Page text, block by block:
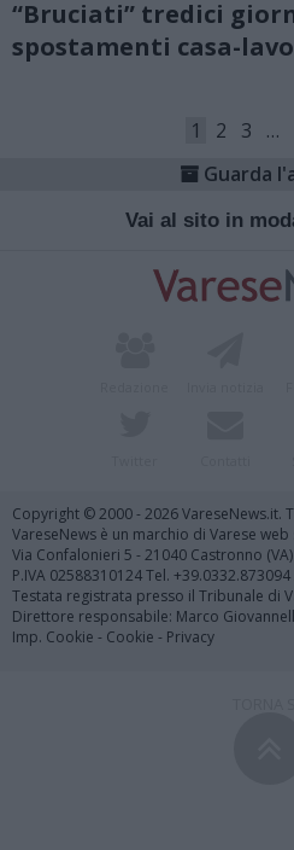
“Bruciati” tredici
spostamenti casa-
1 2 3 …
Guarda
Vai al sito in
Copyright © 2000 - 2026 VareseNews.it.
VareseNews è un marchio di Varese web
Via Confalonieri 5 - 21040 Castronno (VA)
P.IVA 02588310124 Tel.
Testata registrata presso il Tribunale di
Direttore responsabile: Marco
Imp. Cookie - Cookie - Privacy